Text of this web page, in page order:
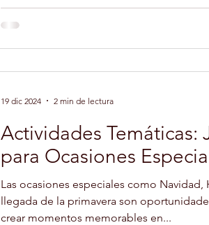
Actividades Temáticas:
para Ocasiones
Las ocasiones especiales como Navidad,
llegada de la primavera son
crear momentos memorables en...
19 dic 2024 2 min de lectura